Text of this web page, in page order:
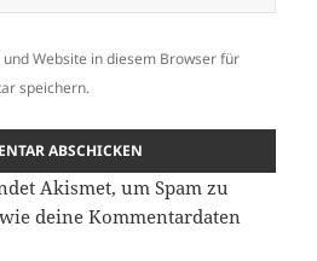
Website in diesem Browser für
speichern.
Akismet, um Spam zu
deine Kommentardaten